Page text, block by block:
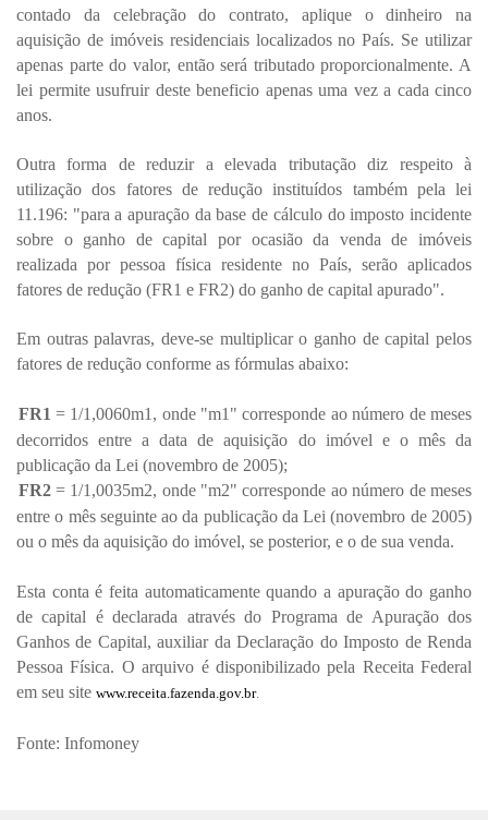
contado da celebração do contrato, aplique o dinheiro na
aquisição de imóveis residenciais localizados no País. Se utilizar
apenas parte do valor, então será tributado proporcionalmente. A
lei permite usufruir deste beneficio apenas uma vez a cada cinco
anos.
Outra forma de reduzir a elevada tributação diz respeito à
utilização dos fatores de redução instituídos também pela lei
11.196: "para a apuração da base de cálculo do imposto incidente
sobre o ganho de capital por ocasião da venda de imóveis
realizada por pessoa física residente no País, serão aplicados
fatores de redução (FR1 e FR2) do ganho de capital apurado".
Em outras palavras, deve-se multiplicar o ganho de capital pelos
fatores de redução conforme as fórmulas abaixo:
FR1 = 1/1,0060m1, onde "m1" corresponde ao número de meses
decorridos entre a data de aquisição do imóvel e o mês da
publicação da Lei (novembro de 2005);
FR2= 1/1,0035m2, onde "m2" corresponde ao número de meses
entre o mês seguinte ao da publicação da Lei (novembro de 2005)
ou o mês da aquisição do imóvel, se posterior, e o de sua venda.
Esta conta é feita automaticamente quando a apuração do ganho
de capital é declarada através do Programa de Apuração dos
Ganhos de Capital, auxiliar da Declaração do Imposto de Renda
Pessoa Física. O arquivo é disponibilizado pela Receita Federal
em seu site www.receita.fazenda.gov.br.
Fonte: Infomoney